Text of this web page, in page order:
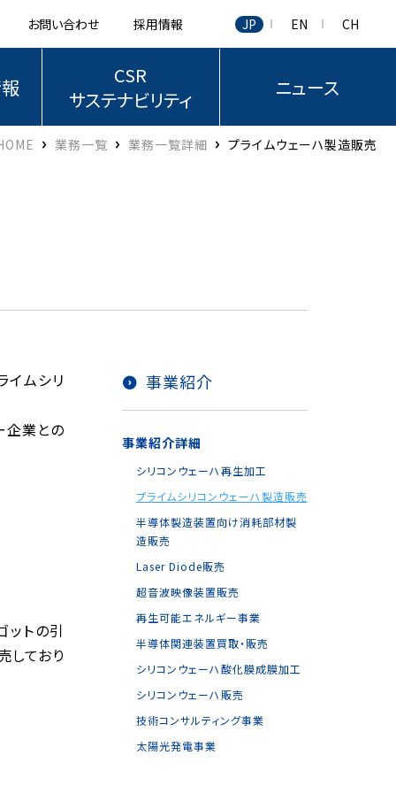
CSR
サステナビリティ
ニュース
お問い合わせ 採用情報 JP EN CH
業務一覧 業務一覧詳細 プライムウェーハ製造販売
ムシリ
企業との
ットの引
しており
事業紹介
事業紹介詳細
シリコンウェーハ再生加工
プライムシリコンウェーハ製造販売
半導体製造装置向け消耗部材製
造販売
Laser Diode販売
超音波映像装置販売
再生可能エネルギー事業
半導体関連装置買取・販売
シリコンウェーハ酸化膜成膜加工
シリコンウェーハ販売
技術コンサルティング事業
太陽光発電事業